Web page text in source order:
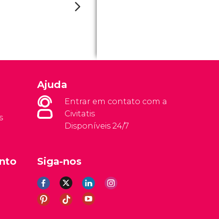
Ajuda
Entrar em contato com a
Civitatis
Disponíveis 24/7
Siga-nos